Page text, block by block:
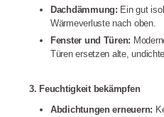
Dachdämmung: Ein gut
Wärmeverluste nach oben.
Fenster und Türen:
Türen ersetzen alte,
3. Feuchtigkeit bekämpfen
Abdichtungen erneuern: